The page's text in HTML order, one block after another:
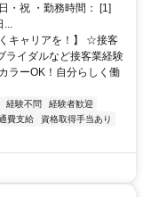
・祝 ・勤務時間： [1]
...
キャリアを！】 ☆接客
ライダルなど接客業経験
ラーOK！自分らしく働
経験不問
経験者歓迎
費支給
資格取得手当あり